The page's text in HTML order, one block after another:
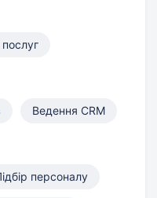
Ведення CRM
персоналу